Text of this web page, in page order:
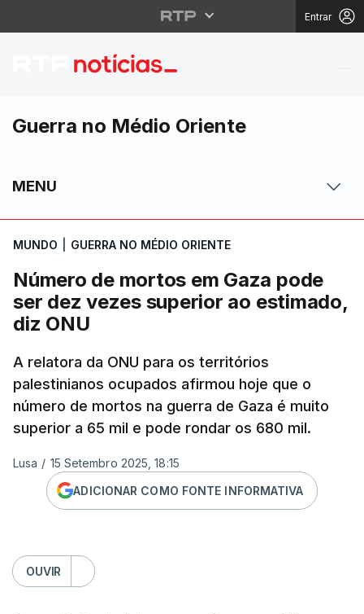
Entrar
Número de mortos
Guerra no Médio Oriente
MENU
MUNDO GUERRA NO MÉDIO ORIENTE
Número de mortos em Gaza pode
ser dez vezes superior ao estimado,
diz ONU
A relatora da ONU para os territórios
palestinianos ocupados afirmou hoje que o
número de mortos na guerra de Gaza é muito
superior a 65 mil e pode rondar os 680 mil.
Lusa / 15 Setembro 2025, 18:15
ADICIONAR COMO FONTE INFORMATIVA
OUVIR